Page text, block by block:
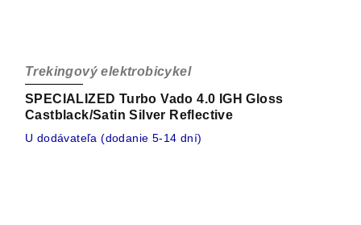
SPECIALIZED Turbo Vado 4.0 IGH Gloss
Castblack/Satin Silver Reflective
Trekingový elektrobicykel
U dodávateľa (dodanie 5-14 dní)